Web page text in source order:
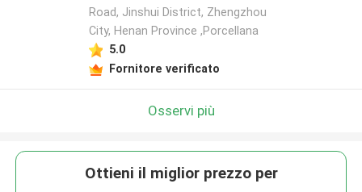
Road, Jinshui District, Zhengzhou
City, Henan Province ,Porcellana
5.0
Fornitore verificato
Osservi più
Ottieni il miglior prezzo per